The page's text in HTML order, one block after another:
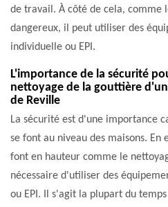
de travail. À côté de cela, comme
dangereux, il peut utiliser des
individuelle ou EPI.
L'importance de la sécurité
nettoyage de la gouttière
de Reville
La sécurité est d'une importance
se font au niveau des maisons.
font en hauteur comme le
nécessaire d'utiliser des
ou EPI. Il s'agit la plupart du